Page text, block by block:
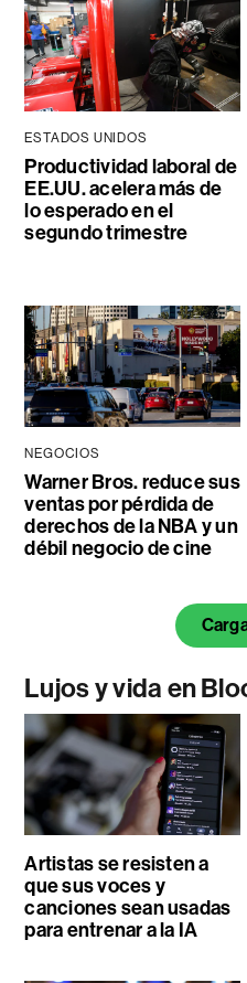
ESTADOS UNIDOS
Productividad laboral de
EE.UU. acelera más de
lo esperado en el
segundo trimestre
NEGOCIOS
Warner Bros. reduce sus
ventas por pérdida de
derechos de la NBA y un
débil negocio de cine
Lujos y vida en
Artistas se resisten a
que sus voces y
canciones sean usadas
para entrenar a la IA